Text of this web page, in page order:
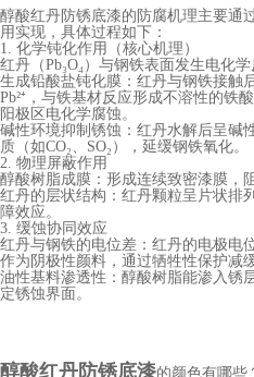
醇酸红丹防锈底漆的防腐机理主要通
用实现，具体过程如下：
1. 化学钝化作用（核心机理）
红丹（Pb₃O₄）与钢铁表面发生电化学
生成铅酸盐钝化膜：红丹与钢铁接触
Pb²⁺，与铁基材反应形成不溶性的铁
阳极区电化学腐蚀。
碱性环境抑制锈蚀：红丹水解后呈碱
质（如CO₂、SO₂），延缓钢铁氧化。
2. 物理屏蔽作用
醇酸树脂成膜：形成连续致密漆膜，
红丹的层状结构：红丹颗粒呈片状排
障效应。
3. 缓蚀协同效应
红丹与钢铁的电位差：红丹的电极电
作为阴极性颜料，通过牺牲性保护减
油性基料渗透性：醇酸树脂能渗入锈
定锈蚀界面。
醇酸红丹防锈底漆的颜色有哪些